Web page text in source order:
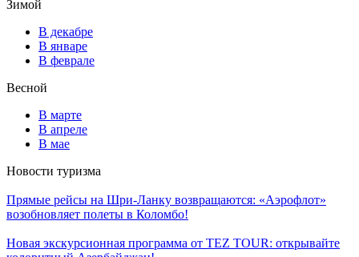
Зимой
В декабре
В январе
В феврале
Весной
В марте
В апреле
В мае
Новости туризма
Прямые рейсы на Шри-Ланку возвращаются: «Аэрофлот»
возобновляет полеты в Коломбо!
Новая экскурсионная программа от TEZ TOUR: открывайте